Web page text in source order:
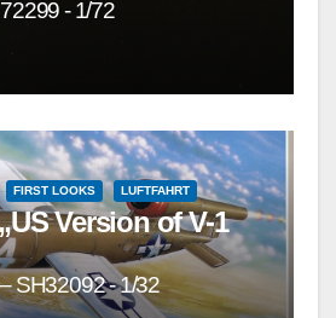
- 1/72
FIRST LOOKS LUFTFAHRT
Version of V-1
SH32092 - 1/32